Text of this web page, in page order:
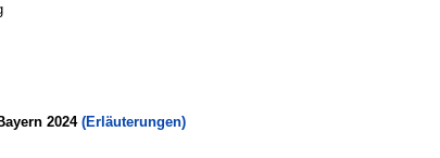
2024(Erläuterungen)